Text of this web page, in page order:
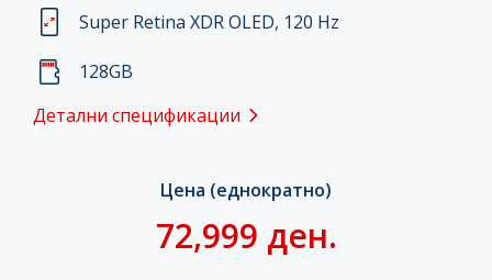
Super Retina XDR OLED, 120 Hz
128GB
Детални спецификации
Цена (еднократно)
72,999 ден.